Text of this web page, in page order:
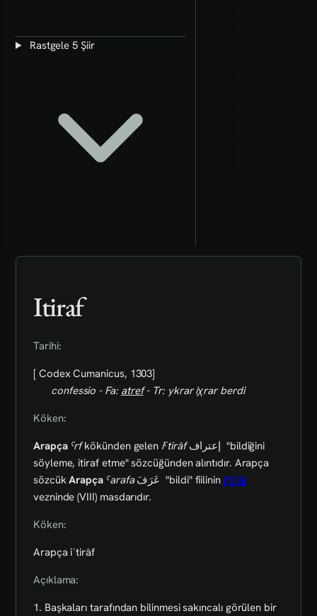
Rastgele 5 Şiir
Itiraf
Tarihi:
[ Codex Cumanicus, 1303]
confessio - Fa: atref- Tr: ykrar iχrar berdi
Köken:
Arapça ˁrfkökünden gelen iˁtirāf
"bildiğini
söyleme, itiraf etme" sözcüğünden alıntıdır. Arapça
sözcükArapça ˁarafa "bildi" fiilinin iftiˁāl
vezninde (VIII) masdarıdır.
Köken:
Arapça iʿtirāf
Açıklama:
1. Başkaları tarafından bilinmesi sakıncalı görülen bir